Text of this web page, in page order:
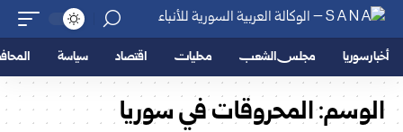
أخبار سوريا مجلس الشعب محليات اقتصاد سياسة
الوسم:المحروقات في سوريا